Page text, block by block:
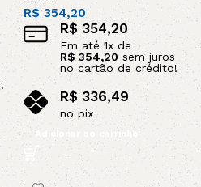
R$354,20
R$ 354,20
Em até1x de
R$ 354,20sem juros
no cartão de crédito!
R$336,49
no pix
Adicionar ao carrinho